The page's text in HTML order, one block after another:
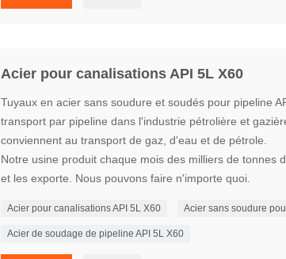
Acier pour canalisations API 5L X60
Tuyaux en acier sans soudure et soudés pour pipeline
transport par pipeline dans l'industrie pétrolière et
conviennent au transport de gaz, d'eau et de pétrole.
Notre usine produit chaque mois des milliers de tonnes
et les exporte. Nous pouvons faire n'importe quoi.
Acier pour canalisations API 5L X60 Acier sans soudure
Acier de soudage de pipeline API 5L X60